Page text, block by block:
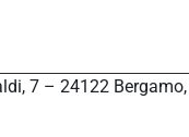
7 – 24122